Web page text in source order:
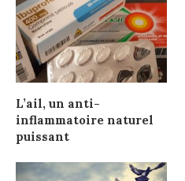
L’ail, un anti-
inflammatoire naturel
puissant